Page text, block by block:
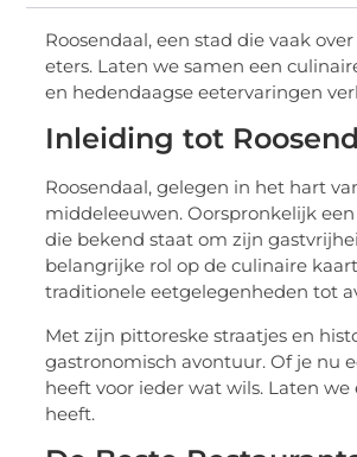
Roosendaal, een stad die vaak
eters. Laten we samen een
en hedendaagse eetervaringen
Inleiding tot
Roosendaal, gelegen in het hart
middeleeuwen. Oorspronkelijk
die bekend staat om zijn
belangrijke rol op de culinaire
traditionele eetgelegenheden tot
Met zijn pittoreske straatjes en
gastronomisch avontuur. Of je nu
heeft voor ieder wat wils. Laten
heeft.